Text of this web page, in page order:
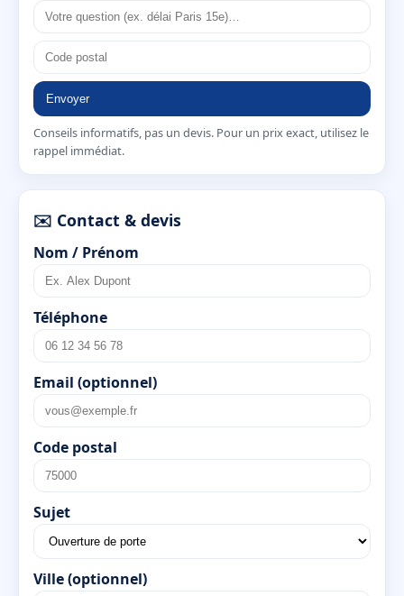
Envoyer
Conseils informatifs, pas un devis. Pour un prix exact, utilisez le
rappel immédiat.
✉️ Contact & devis
Nom / Prénom
Téléphone
Email (optionnel)
Code postal
Sujet
Ville (optionnel)